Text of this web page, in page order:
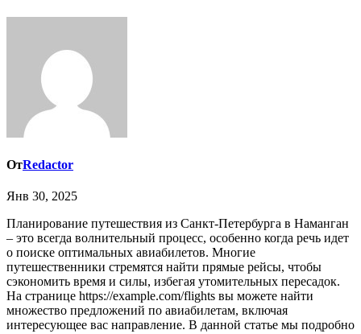
ОтRedactor
Янв 30, 2025
Планирование путешествия из Санкт-Петербурга в Наманган
– это всегда волнительный процесс, особенно когда речь идет
о поиске оптимальных авиабилетов. Многие
путешественники стремятся найти прямые рейсы, чтобы
сэкономить время и силы, избегая утомительных пересадок.
На странице https://example.com/flights вы можете найти
множество предложений по авиабилетам, включая
интересующее вас направление. В данной статье мы подробно